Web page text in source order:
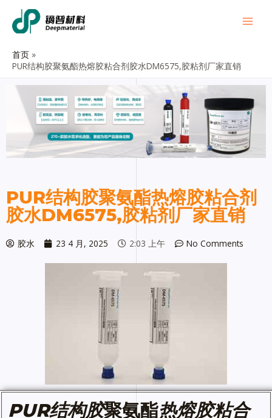
首页
PUR结构胶聚氨酯热熔胶粘合剂胶水DM6575,胶粘剂厂家直销
PUR结构胶聚氨酯热熔胶粘合剂
胶水DM6575,胶粘剂厂家直销
胶水 23 4 月, 2025 2:03 上午 No Comments
PUR结构胶聚氨酯热熔胶粘合